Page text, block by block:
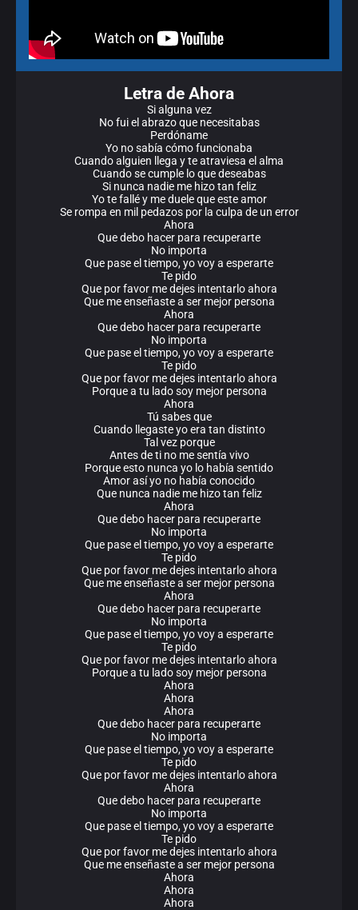
Letra de Ahora
Si alguna vez
No fui el abrazo que necesitabas
Perdóname
Yo no sabía cómo funcionaba
Cuando alguien llega y te atraviesa el alma
Cuando se cumple lo que deseabas
Si nunca nadie me hizo tan feliz
Yo te fallé y me duele que este amor
Se rompa en mil pedazos por la culpa de un error
Ahora
Que debo hacer para recuperarte
No importa
Que pase el tiempo, yo voy a esperarte
Te pido
Que por favor me dejes intentarlo ahora
Que me enseñaste a ser mejor persona
Ahora
Que debo hacer para recuperarte
No importa
Que pase el tiempo, yo voy a esperarte
Te pido
Que por favor me dejes intentarlo ahora
Porque a tu lado soy mejor persona
Ahora
Tú sabes que
Cuando llegaste yo era tan distinto
Tal vez porque
Antes de ti no me sentía vivo
Porque esto nunca yo lo había sentido
Amor así yo no había conocido
Que nunca nadie me hizo tan feliz
Ahora
Que debo hacer para recuperarte
No importa
Que pase el tiempo, yo voy a esperarte
Te pido
Que por favor me dejes intentarlo ahora
Que me enseñaste a ser mejor persona
Ahora
Que debo hacer para recuperarte
No importa
Que pase el tiempo, yo voy a esperarte
Te pido
Que por favor me dejes intentarlo ahora
Porque a tu lado soy mejor persona
Ahora
Ahora
Ahora
Que debo hacer para recuperarte
No importa
Que pase el tiempo, yo voy a esperarte
Te pido
Que por favor me dejes intentarlo ahora
Ahora
Que debo hacer para recuperarte
No importa
Que pase el tiempo, yo voy a esperarte
Te pido
Que por favor me dejes intentarlo ahora
Que me enseñaste a ser mejor persona
Ahora
Ahora
Ahora